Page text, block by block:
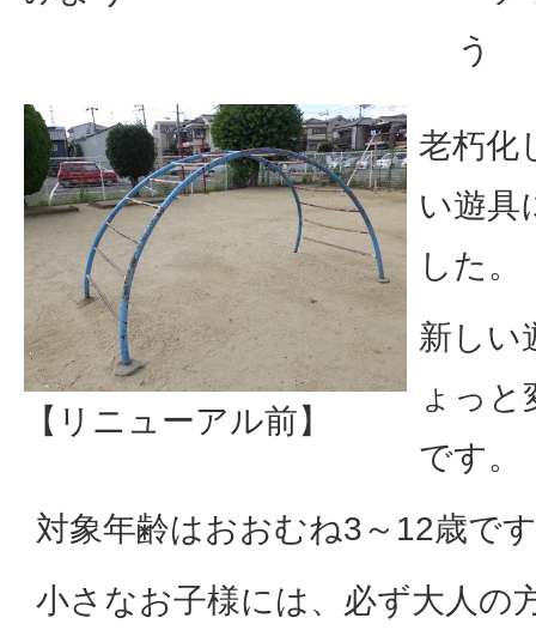
う
【リニューアル前】
老朽化
い遊具
した。
新しい
ょっと
です。
対象年齢はおおむね3～12歳で
小さなお子様には、必ず大人の